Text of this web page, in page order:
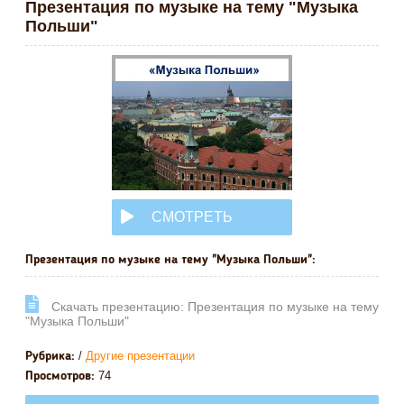
Презентация по музыке на тему "Музыка
Польши"
СМОТРЕТЬ
Презентация по музыке на тему "Музыка Польши":
Cкачать презентацию: Презентация по музыке на тему
"Музыка Польши"
Рубрика: / Другие презентации
Просмотров: 74